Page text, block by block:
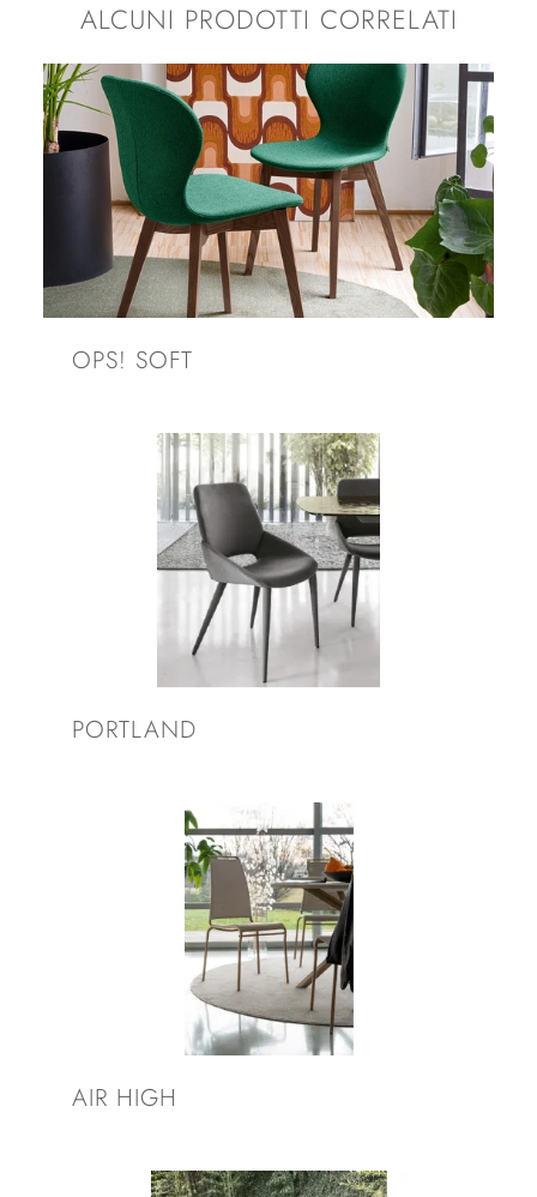
ALCUNI PRODOTTI CORRELATI
OPS! SOFT
PORTLAND
AIR HIGH